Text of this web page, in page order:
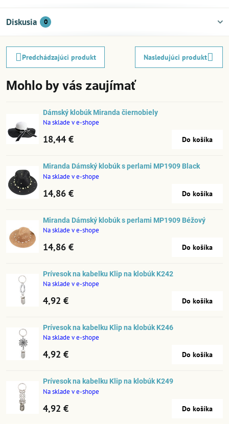
Diskusia 0
Predchádzajúci produkt Nasledujúci produkt
Mohlo by vás zaujímať
Dámský klobúk Miranda čiernobiely
Na sklade v e-shope
18,44 € Do košíka
Miranda Dámský klobúk s perlami MP1909 Black
Na sklade v e-shope
14,86 € Do košíka
Miranda Dámský klobúk s perlami MP1909 Béžový
Na sklade v e-shope
14,86 € Do košíka
Prívesok na kabelku Klip na klobúk K242
Na sklade v e-shope
4,92 € Do košíka
Prívesok na kabelku Klip na klobúk K246
Na sklade v e-shope
4,92 € Do košíka
Prívesok na kabelku Klip na klobúk K249
Na sklade v e-shope
4,92 € Do košíka